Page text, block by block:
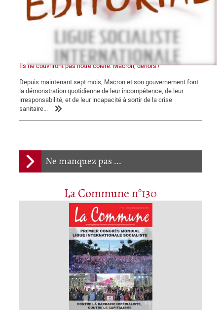
Ne manquez pas ...
La Commune n°130
Ils ne couvriront pas notre colère. Macron, dehors !
Depuis maintenant sept mois, Macron et son gouvernement font
la démonstration quotidienne de leur incompétence, de leur
irresponsabilité, et de leur incapacité à sortir de la crise
sanitaire...